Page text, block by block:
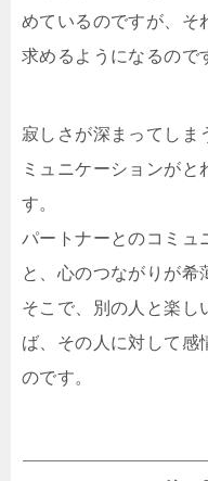
めているのですが、そ
求めるようになるので
寂しさが深まってしま
ミュニケーションがと
す。
パートナーとのコミュ
と、心のつながりが希
そこで、別の人と楽し
ば、その人に対して感
のです。